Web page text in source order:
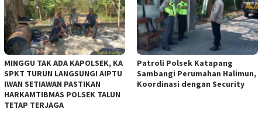
MINGGU TAK ADA KAPOLSEK, KA
SPKT TURUN LANGSUNG! AIPTU
IWAN SETIAWAN PASTIKAN
HARKAMTIBMAS POLSEK TALUN
TETAP TERJAGA
‎Patroli Polsek Katapang
Sambangi Perumahan Halimun,
Koordinasi dengan Security